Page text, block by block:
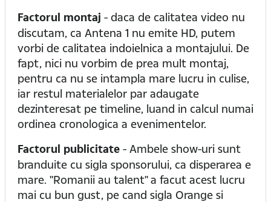
Factorul montaj - daca de calitatea video nu
discutam, ca Antena 1 nu emite HD, putem
vorbi de calitatea indoielnica a montajului. De
fapt, nici nu vorbim de prea mult montaj,
pentru ca nu se intampla mare lucru in culise,
iar restul materialelor par adaugate
dezinteresat pe timeline, luand in calcul numai
ordinea cronologica a evenimentelor.
Factorul publicitate - Ambele show-uri sunt
branduite cu sigla sponsorului, ca disperarea e
mare. "Romanii au talent" a facut acest lucru
mai cu bun gust, pe cand sigla Orange si